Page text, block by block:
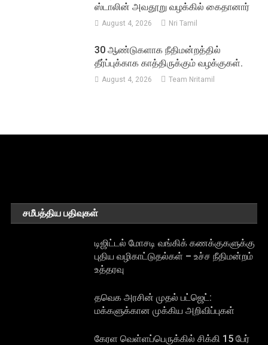
ஸ்டாலின் அவதூறு வழக்கில் கைதானார்
August 4, 2026 Nri Tamil
30 ஆண்டுகளாக நீதிமன்றத்தில்
தீர்ப்புக்காக காத்திருக்கும் வழக்குகள்.
August 4, 2026 Team Nritamil
சமீபத்திய பதிவுகள்
டிஜிட்டல் மோசடி வங்கிக் கணக்குகளுக்கு
புதிய வழிகாட்டுதல்கள் – உச்ச நீதிமன்றம்
உத்தரவு
தவெக அரசின் முதல் பட்ஜெட்:
மக்களுக்கான முக்கிய அறிவிப்புகள்
கேரள வெள்ளப்பெருக்கில் சிக்கி 15 பேர்